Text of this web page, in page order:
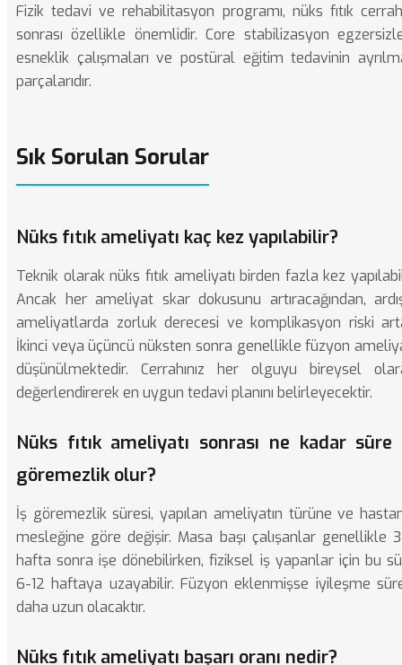
Fizik tedavi ve rehabilitasyon programı, nüks fıtık
sonrası özellikle önemlidir. Core stabilizasyon
esneklik çalışmaları ve postüral eğitim tedavinin
parçalarıdır.
Sık Sorulan Sorular
Nüks fıtık ameliyatı kaç kez yapılabilir?
Teknik olarak nüks fıtık ameliyatı birden fazla kez
Ancak her ameliyat skar dokusunu artıracağından,
ameliyatlarda zorluk derecesi ve komplikasyon riski
İkinci veya üçüncü nüksten sonra genellikle füzyon
düşünülmektedir. Cerrahınız her olguyu bireysel
değerlendirerek en uygun tedavi planını belirleyecektir.
Nüks fıtık ameliyatı sonrası ne kadar süre
göremezlik olur?
İş göremezlik süresi, yapılan ameliyatın türüne ve
mesleğine göre değişir. Masa başı çalışanlar genellikle
hafta sonra işe dönebilirken, fiziksel iş yapanlar için bu
6-12 haftaya uzayabilir. Füzyon eklenmişse iyileşme
daha uzun olacaktır.
Nüks fıtık ameliyatı başarı oranı nedir?